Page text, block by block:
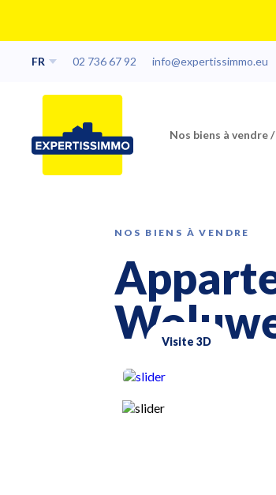
FR 02 736 67 92 info@expertissimmo.eu
Nos biens à vendre
NOS BIENS À VENDRE
Visite 3D